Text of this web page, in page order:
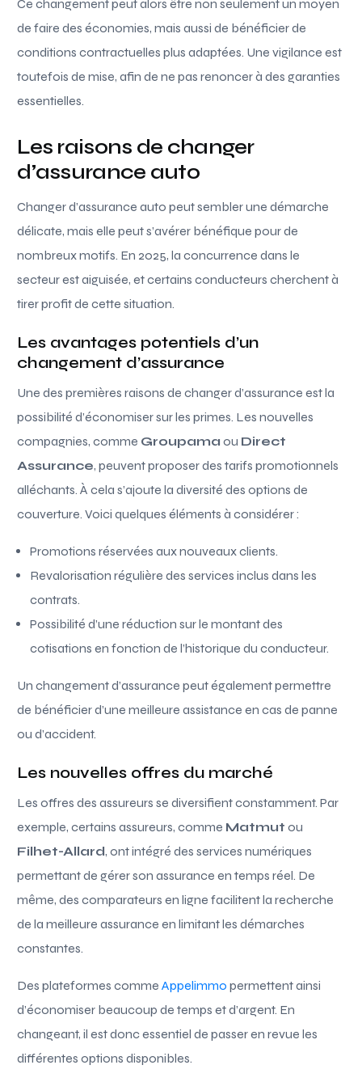
Ce changement peut alors être non seulement un moyen
de faire des économies, mais aussi de bénéficier de
conditions contractuelles plus adaptées. Une vigilance est
toutefois de mise, afin de ne pas renoncer à des garanties
essentielles.
Les raisons de changer
d’assurance auto
Changer d’assurance auto peut sembler une démarche
délicate, mais elle peut s’avérer bénéfique pour de
nombreux motifs. En 2025, la concurrence dans le
secteur est aiguisée, et certains conducteurs cherchent à
tirer profit de cette situation.
Les avantages potentiels d’un
changement d’assurance
Une des premières raisons de changer d’assurance est la
possibilité d’économiser sur les primes. Les nouvelles
compagnies, comme Groupama ou Direct
Assurance, peuvent proposer des tarifs promotionnels
alléchants. À cela s’ajoute la diversité des options de
couverture. Voici quelques éléments à considérer :
Promotions réservées aux nouveaux clients.
Revalorisation régulière des services inclus dans les
contrats.
Possibilité d’une réduction sur le montant des
cotisations en fonction de l’historique du conducteur.
Un changement d’assurance peut également permettre
de bénéficier d’une meilleure assistance en cas de panne
ou d’accident.
Les nouvelles offres du marché
Les offres des assureurs se diversifient constamment. Par
exemple, certains assureurs, comme Matmut ou
Filhet-Allard, ont intégré des services numériques
permettant de gérer son assurance en temps réel. De
même, des comparateurs en ligne facilitent la recherche
de la meilleure assurance en limitant les démarches
constantes.
Des plateformes commeAppelimmo permettent ainsi
d’économiser beaucoup de temps et d’argent. En
changeant, il est donc essentiel de passer en revue les
différentes options disponibles.